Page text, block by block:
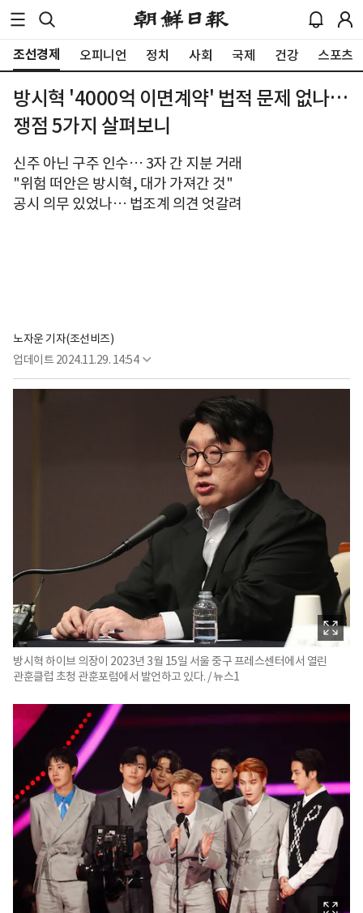
조선경제 오피니언 정치 사회 국제 건강 스포츠
방시혁 '4000억 이면계약' 법적 문제 없나…
쟁점 5가지 살펴보니
신주 아닌 구주 인수… 3자 간 지분 거래
"위험 떠안은 방시혁, 대가 가져간 것"
공시 의무 있었나… 법조계 의견 엇갈려
노자운 기자(조선비즈)
업데이트 2024.11.29. 14:54
방시혁 하이브 의장이 2023년 3월 15일 서울 중구 프레스센터에서 열린
관훈클럽 초청 관훈포럼에서 발언하고 있다. / 뉴스1